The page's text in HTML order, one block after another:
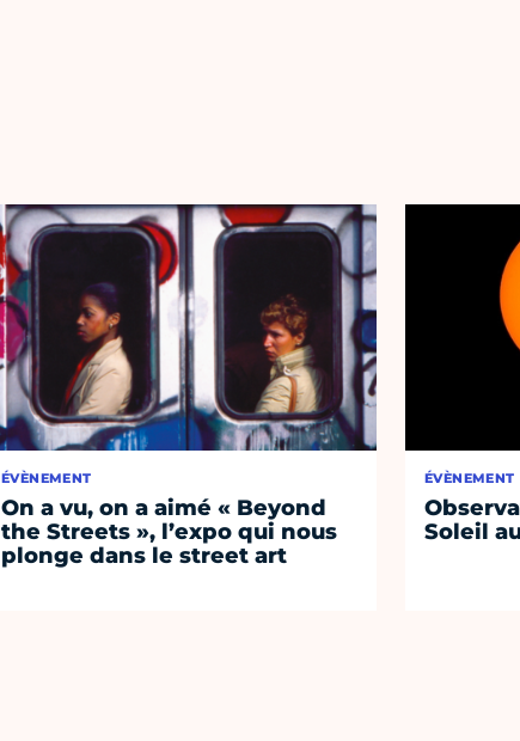
ÉVÈNEMENT
On a vu, on a aimé « Beyond
the Streets », l’expo qui nous
plonge dans le street art
ÉVÈNEMENT
Soleil